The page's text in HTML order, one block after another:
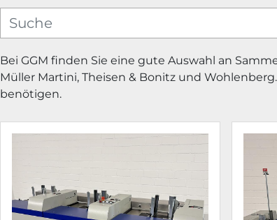
Bei GGM finden Sie eine gute Auswahl an
Müller Martini, Theisen & Bonitz und
benötigen.